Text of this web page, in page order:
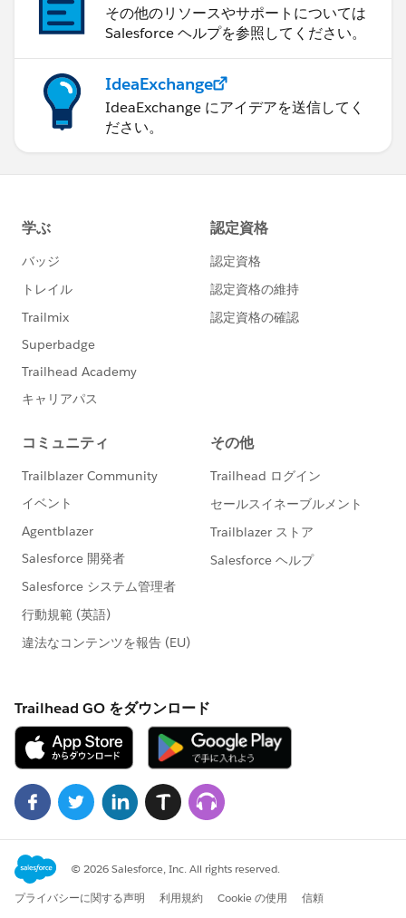
その他のリソースやサポートについては
Salesforce ヘルプを参照してください。
IdeaExchange
IdeaExchange にアイデアを送信してく
ださい。